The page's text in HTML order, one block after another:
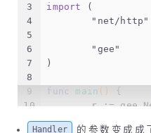
3
4
5
6
7
8
9
10
11
import
(
"net/http"
"gee"
)
func main ()
{
r :=
Handler 的参数变成成